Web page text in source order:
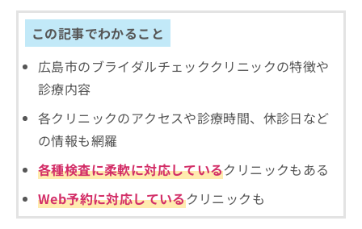
この記事でわかること
広島市のブライダルチェッククリニックの特徴や
診療内容
各クリニックのアクセスや診療時間、休診日など
の情報も網羅
各種検査に柔軟に対応しているクリニックもある
Web予約に対応しているクリニックも
お問
合せ
フォ
とな
りま
す。
クリ
ニッ
クの
約・
症状
のご
相談
など
求
こ
ち
無
報
充
の
合
せ
は
ら
料
ご
請
い